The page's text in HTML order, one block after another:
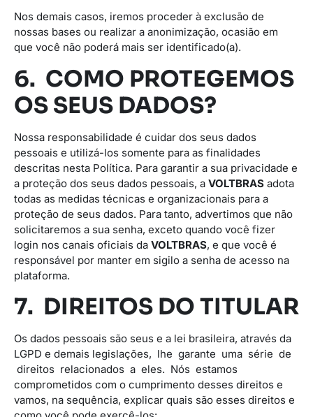
Nos demais casos, iremos proceder à exclusão de
nossas bases ou realizar a anonimização, ocasião em
que você não poderá mais ser identificado(a).
6. COMO PROTEGEMOS
OS SEUS DADOS?
Nossa responsabilidade é cuidar dos seus dados
pessoais e utilizá-los somente para as finalidades
descritas nesta Política. Para garantir a sua privacidade e
a proteção dos seus dados pessoais, a VOLTBRAS adota
todas as medidas técnicas e organizacionais para a
proteção de seus dados. Para tanto, advertimos que não
solicitaremos a sua senha, exceto quando você fizer
login nos canais oficiais da VOLTBRAS, e que você é
responsável por manter em sigilo a senha de acesso na
plataforma.
7. DIREITOS DO TITULAR
Os dados pessoais são seus e a lei brasileira, através da
LGPD e demais legislações, lhe garante uma série de
direitos relacionados a eles. Nós estamos
comprometidos com o cumprimento desses direitos e
vamos, na sequência, explicar quais são esses direitos e